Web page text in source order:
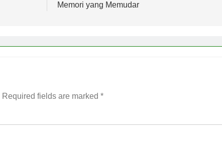
Memori yang Memudar
Required fields are marked *